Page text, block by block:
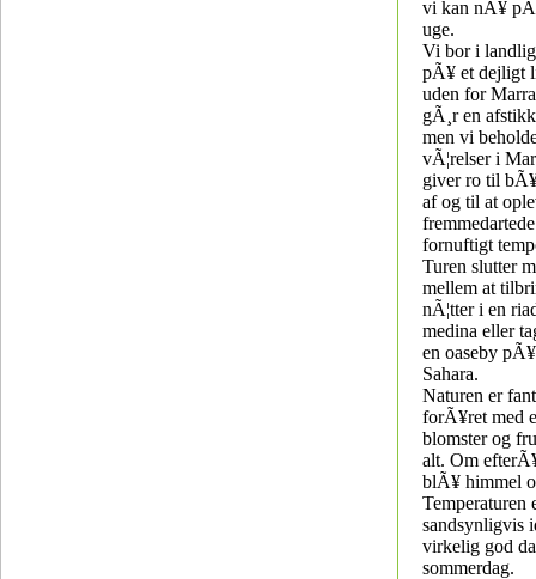
vi kan nÃ¥
uge.
Vi bor i
pÃ¥ et dejligt
uden for
gÃ¸r en
men vi
vÃ¦relser i
giver ro til
af og til at
fornuftigt
Turen slutter
mellem at
nÃ¦tter i en
medina eller
en oaseby
Sahara.
Naturen er
forÃ¥ret med
blomster og
alt. Om
blÃ¥ himmel
Temperaturen
sandsynligvis
virkelig god
sommerdag.